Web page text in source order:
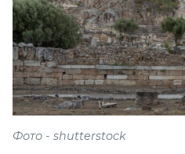
Фото - shutterstock